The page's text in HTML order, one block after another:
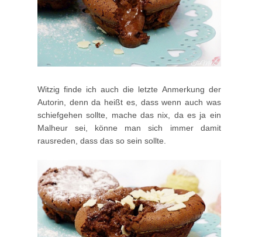
Witzig finde ich auch die letzte Anmerkung der
Autorin, denn da heißt es, dass wenn auch was
schiefgehen sollte, mache das nix, da es ja ein
Malheur sei, könne man sich immer damit
rausreden, dass das so sein sollte.